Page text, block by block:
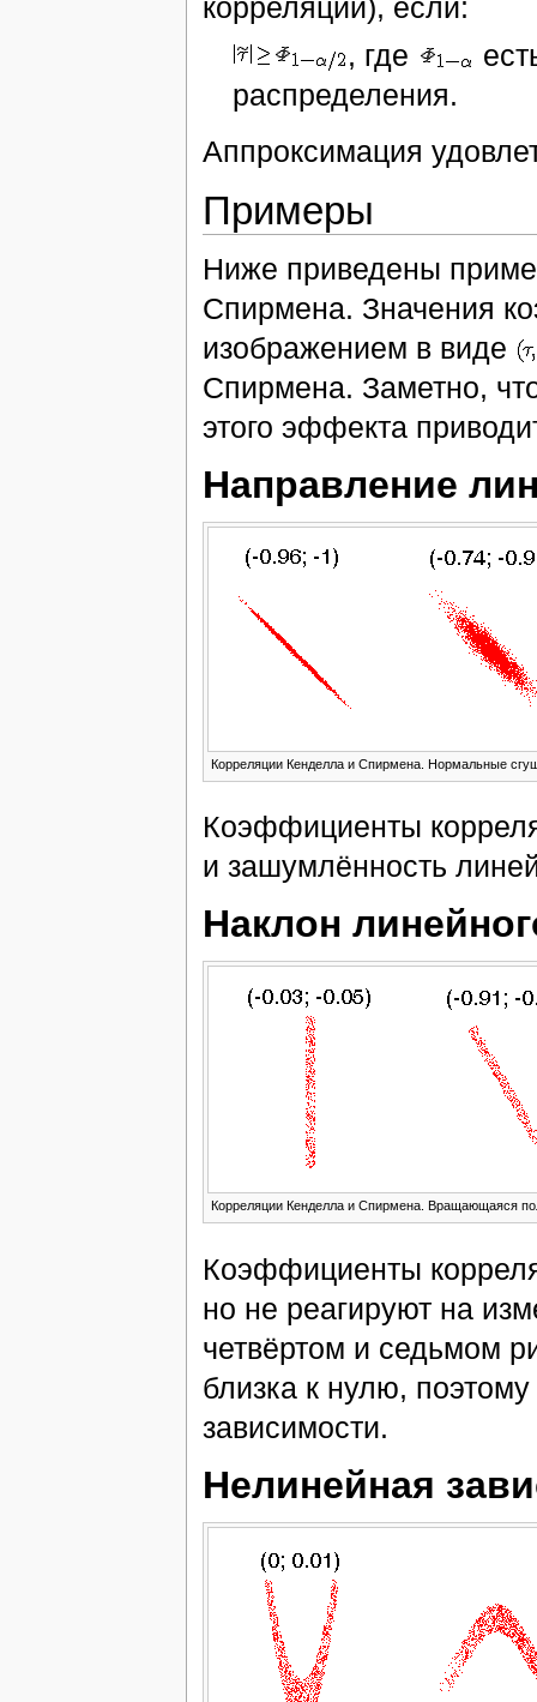
корреляции), если:
, где
распределения.
Аппроксимация
Примеры
Ниже приведены
Спирмена. Значения
изображением в виде
Спирмена. Заметно,
этого эффекта
Направление
Корреляции Кенделла и Спирмена. Нормальные
Коэффициенты
и зашумлённость
Наклон
Корреляции Кенделла и Спирмена. Вращающаяся
Коэффициенты
но не реагируют на
четвёртом и седьмом
близка к нулю,
зависимости.
Нелинейная